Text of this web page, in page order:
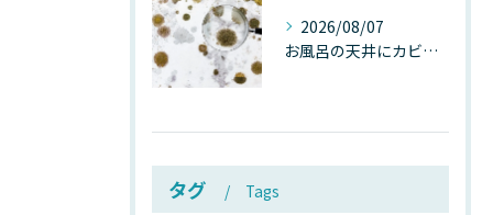
2026/08/07
お風呂の天井にカビが生えたら要注意！2026年8月の猛暑・高湿度で急増する浴室カビの原因と正しい対策
タグ Tags